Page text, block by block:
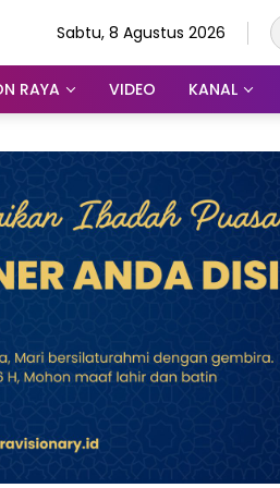
Sabtu, 8 Agustus 2026
RAYA VIDEO KANAL